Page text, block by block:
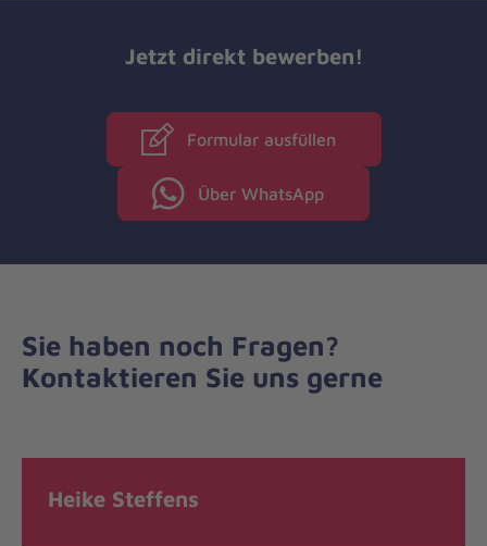
Jetzt direkt bewerben!
Formular ausfüllen
Über WhatsApp
Sie haben noch Fragen?
Kontaktieren Sie uns gerne
Heike Steffens